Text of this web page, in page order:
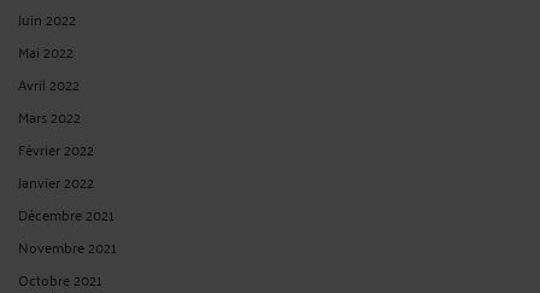
Juin 2022
Mai 2022
Avril 2022
Mars 2022
Février 2022
Janvier 2022
Décembre 2021
Novembre 2021
Octobre 2021